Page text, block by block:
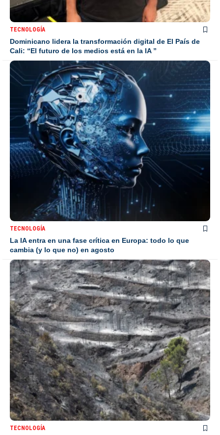
TECNOLOGÍA
Dominicano lidera la transformación digital de El País de
Cali: “El futuro de los medios está en la IA ”
TECNOLOGÍA
La IA entra en una fase crítica en Europa: todo lo que
cambia (y lo que no) en agosto
TECNOLOGÍA